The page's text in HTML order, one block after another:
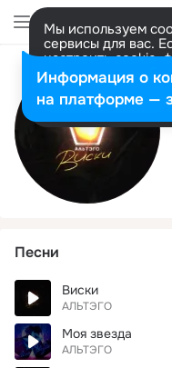
Мы используем
сервисы для вас.
настроить cookie-
представитель.
Разрешить все
Песни
Виски
АЛЬТЭГО
Моя звезда
АЛЬТЭГО
Информация о
на платформе —